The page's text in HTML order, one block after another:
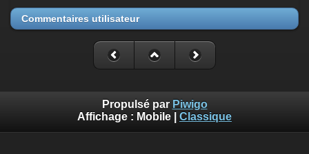
Commentaires utilisateur
Propulsé par Piwigo
Affichage : Mobile Classique